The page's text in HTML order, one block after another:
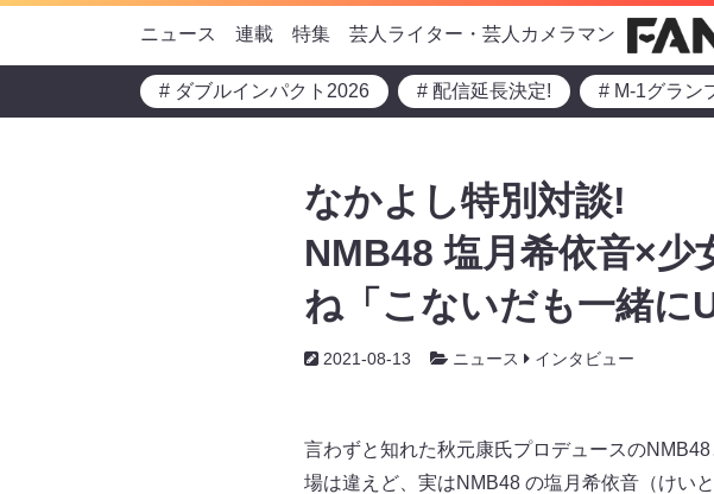
ニュース 連載 特集 芸人ライター・芸人カメラマン
# ダブルインパクト2026 # 配信延長決定! # M-1グラン
なかよし特別対談!
NMB48 塩月希依音×少
ね「こないだも一緒に
2021-08-13 ニュース インタビュー
言わずと知れた秋元康氏プロデュースの
場は違えど、実はNMB48 の塩月希依音（けい